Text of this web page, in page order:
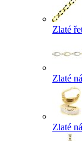
Zlaté
Zlaté
Zlaté